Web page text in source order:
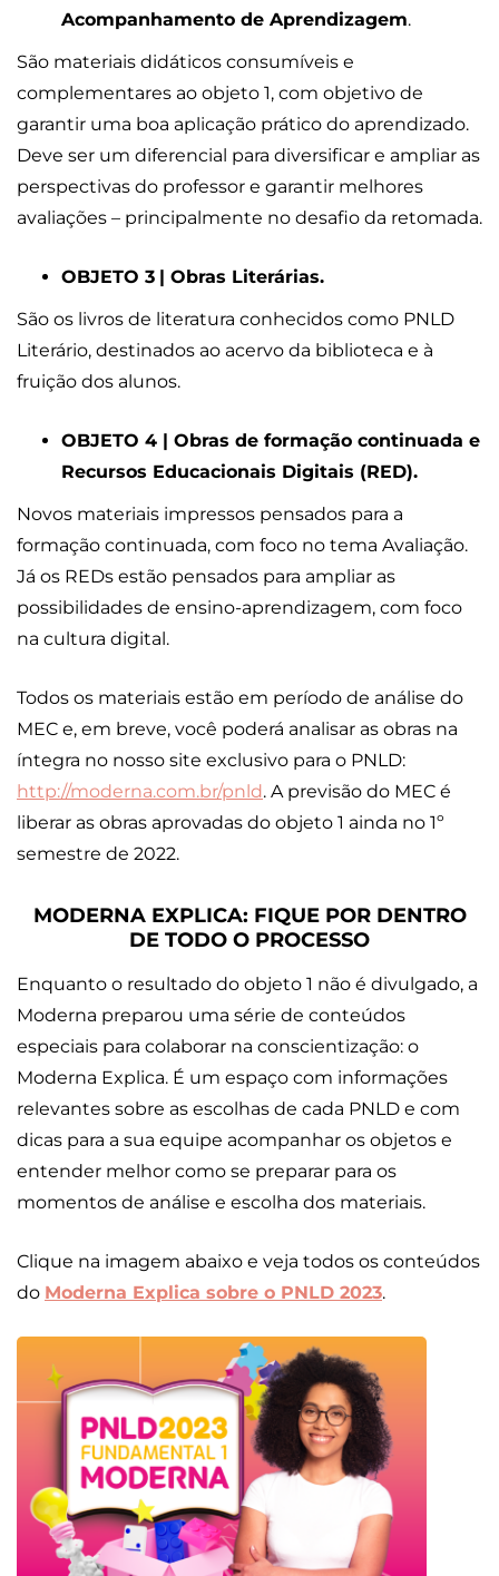
Acompanhamento de Aprendizagem.
São materiais didáticos consumíveis e
complementares ao objeto 1, com objetivo de
garantir uma boa aplicação prático do aprendizado.
Deve ser um diferencial para diversificar e ampliar as
perspectivas do professor e garantir melhores
avaliações – principalmente no desafio da retomada.
OBJETO 3 | Obras Literárias.
São os livros de literatura conhecidos como PNLD
Literário, destinados ao acervo da biblioteca e à
fruição dos alunos.
OBJETO 4 | Obras de formação continuada e
Recursos Educacionais Digitais (RED).
Novos materiais impressos pensados para a
formação continuada, com foco no tema Avaliação.
Já os REDs estão pensados para ampliar as
possibilidades de ensino-aprendizagem, com foco
na cultura digital.
Todos os materiais estão em período de análise do
MEC e, em breve, você poderá analisar as obras na
íntegra no nosso site exclusivo para o PNLD:
http://moderna.com.br/pnld. A previsão do MEC é
liberar as obras aprovadas do objeto 1 ainda no 1º
semestre de 2022.
MODERNA EXPLICA: FIQUE POR DENTRO
DE TODO O PROCESSO
Enquanto o resultado do objeto 1 não é divulgado, a
Moderna preparou uma série de conteúdos
especiais para colaborar na conscientização: o
Moderna Explica. É um espaço com informações
relevantes sobre as escolhas de cada PNLD e com
dicas para a sua equipe acompanhar os objetos e
entender melhor como se preparar para os
momentos de análise e escolha dos materiais.
Clique na imagem abaixo e veja todos os conteúdos
do Moderna Explica sobre o PNLD 2023.